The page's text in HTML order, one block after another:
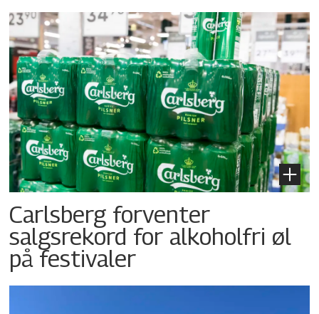
Carlsberg forventer
salgsrekord for alkoholfri øl
på festivaler